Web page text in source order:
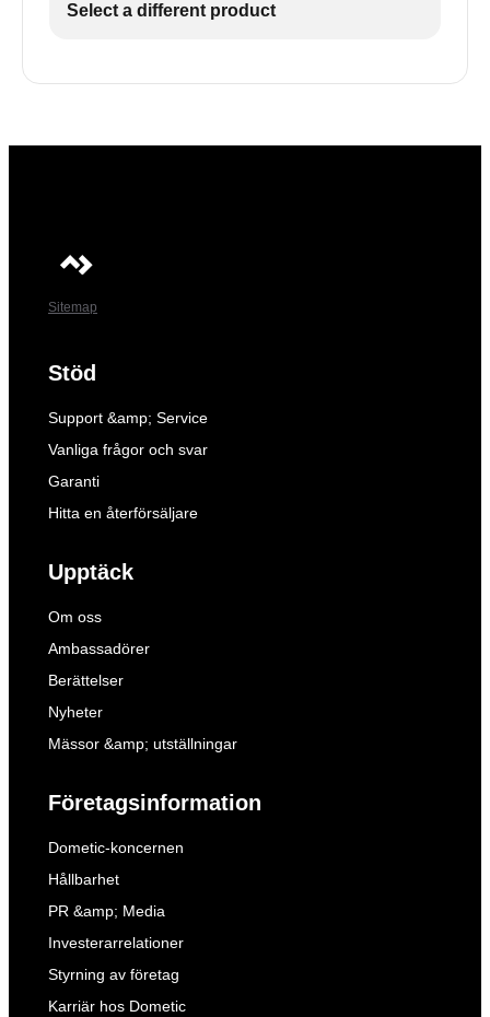
Select a different product
Sitemap
Stöd
Support &amp; Service
Vanliga frågor och svar
Garanti
Hitta en återförsäljare
Upptäck
Om oss
Ambassadörer
Berättelser
Nyheter
Mässor &amp; utställningar
Företagsinformation
Dometic-koncernen
Hållbarhet
PR &amp; Media
Investerarrelationer
Styrning av företag
Karriär hos Dometic